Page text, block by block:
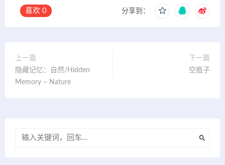
喜欢 0 分享到：
上一篇
隐藏记忆：自然/Hidden
Memory – Nature
下一篇
空瓶子